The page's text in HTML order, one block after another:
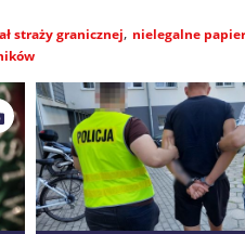
straży granicznej nielegalne